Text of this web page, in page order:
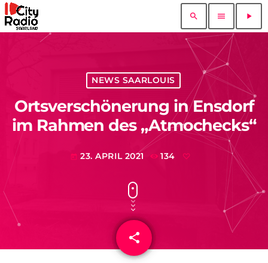
search menu play_arrow
NEWS SAARLOUIS
Ortsverschönerung in Ensdorf
im Rahmen des „Atmochecks“
today 23. APRIL 2021 134
share
email